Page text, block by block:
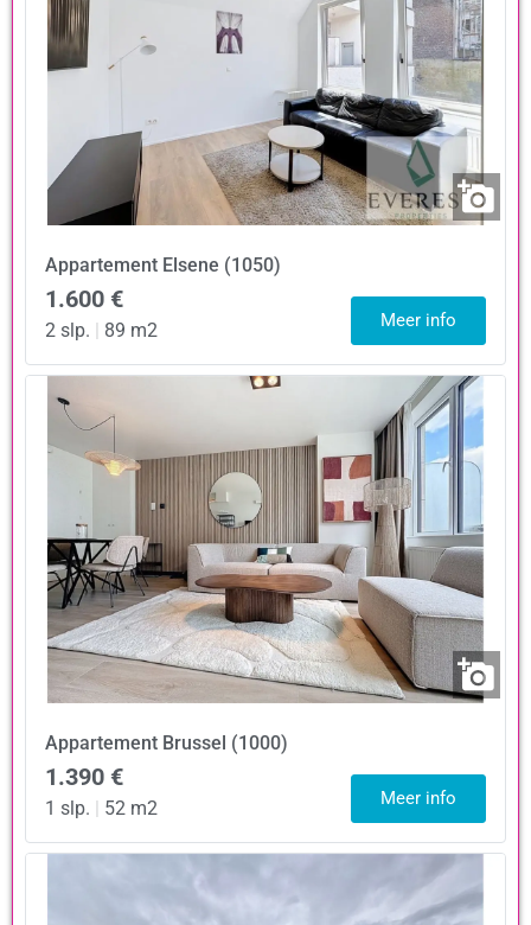
Appartement Elsene (1050)
1.600 €
2 slp. | 89 m2 Meer info
Appartement Brussel (1000)
1.390 €
1 slp. | 52 m2 Meer info